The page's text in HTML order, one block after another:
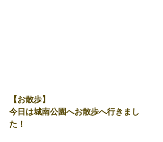
【お散歩】
今日は城南公園へお散歩へ行きまし
た！